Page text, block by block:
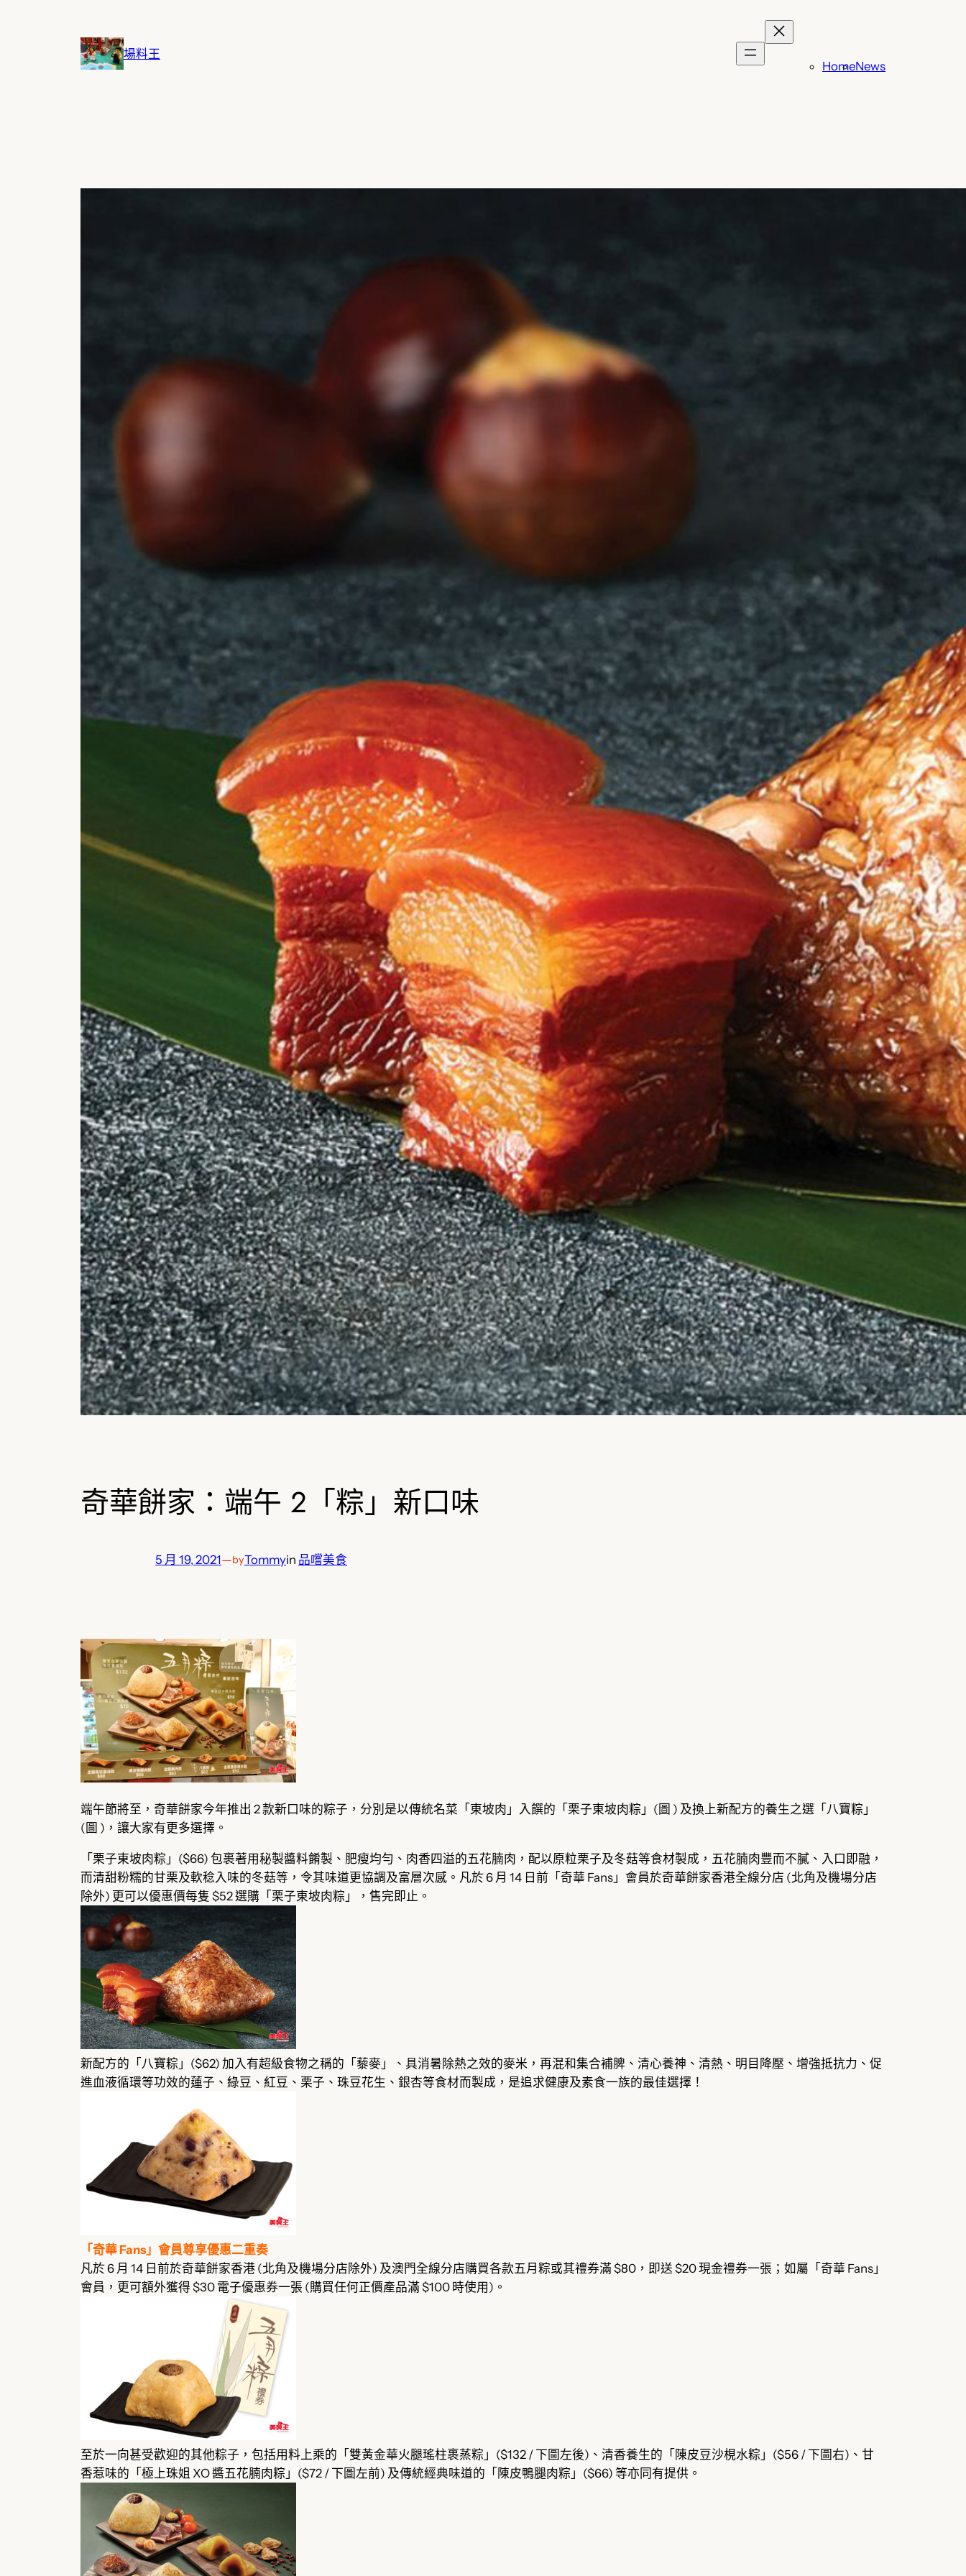
場料王
HomeNews
奇華餅家：端午 2「粽」新口味
5 月 19, 2021—byTommyin 品嚐美食
端午節將至，奇華餅家今年推出 2 款新口味的粽子，分別是以傳統名菜「東坡肉」入饌的「栗子東坡肉粽」(圖 ) 及換上新配方的養生之選「八寶粽」
(圖 )，讓大家有更多選擇。
「栗子東坡肉粽」($66) 包裹著用秘製醬料餚製、肥瘦均勻、肉香四溢的五花腩肉，配以原粒栗子及冬菇等食材製成，五花腩肉豐而不膩、入口即融，
而清甜粉糯的甘栗及軟稔入味的冬菇等，令其味道更協調及富層次感。凡於 6 月 14 日前「奇華 Fans」會員於奇華餅家香港全線分店 (北角及機場分店
除外) 更可以優惠價每隻 $52 選購「栗子東坡肉粽」，售完即止。
新配方的「八寶粽」($62) 加入有超級食物之稱的「藜麥」、具消暑除熱之效的麥米，再混和集合補脾、清心養神、清熱、明目降壓、增強抵抗力、促
進血液循環等功效的蓮子、綠豆、紅豆、栗子、珠豆花生、銀杏等食材而製成，是追求健康及素食一族的最佳選擇！
「奇華 Fans」會員尊享優惠二重奏
凡於 6 月 14 日前於奇華餅家香港 (北角及機場分店除外) 及澳門全線分店購買各款五月粽或其禮券滿 $80，即送 $20 現金禮券一張；如屬「奇華 Fans」
會員，更可額外獲得 $30 電子優惠券一張 (購買任何正價產品滿 $100 時使用)。
至於一向甚受歡迎的其他粽子，包括用料上乘的「雙黃金華火腿瑤柱裹蒸粽」($132 / 下圖左後)、清香養生的「陳皮豆沙梘水粽」($56 / 下圖右)、甘
香惹味的「極上珠姐 XO 醬五花腩肉粽」($72 / 下圖左前) 及傳統經典味道的「陳皮鴨腿肉粽」($66) 等亦同有提供。